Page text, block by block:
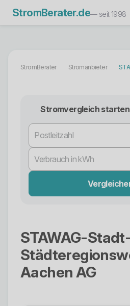
StromBerater.de— seit 1998
StromBerater Stromanbieter
Stromvergleich starten
STAWAG-
Aachen AG